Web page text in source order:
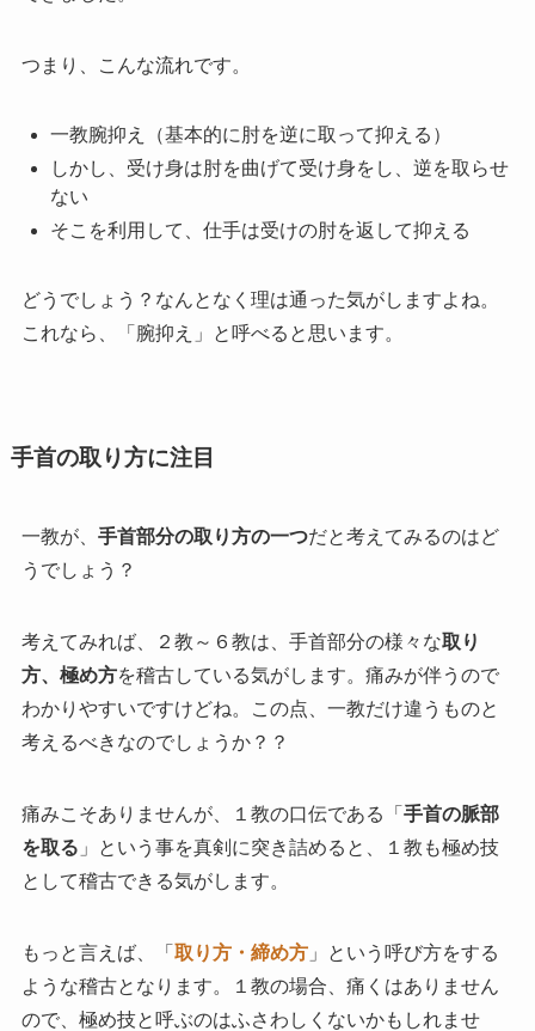
つまり、こんな流れです。
一教腕抑え（基本的に肘を逆に取って抑える）
しかし、受け身は肘を曲げて受け身をし、逆を取らせ
ない
そこを利用して、仕手は受けの肘を返して抑える
どうでしょう？なんとなく理は通った気がしますよね。
これなら、「腕抑え」と呼べると思います。
手首の取り方に注目
一教が、 手首部分の取り方の一つだと考えてみるのはど
うでしょう？
考えてみれば、２教～６教は、手首部分の様々な取り
方、極め方を稽古している気がします。痛みが伴うので
わかりやすいですけどね。この点、一教だけ違うものと
考えるべきなのでしょうか？？
痛みこそありませんが、１教の口伝である「 手首の脈部
を取る 」という事を真剣に突き詰めると、１教も極め技
として稽古できる気がします。
もっと言えば、「 取り方・締め方」という呼び方をする
ような稽古となります。１教の場合、痛くはありません
ので、極め技と呼ぶのはふさわしくないかもしれませ